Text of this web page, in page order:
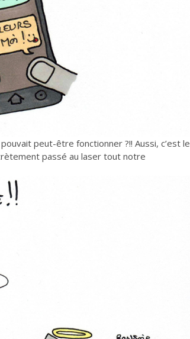
peut-être fonctionner ?!! Aussi, c’est le
passé au laser tout notre